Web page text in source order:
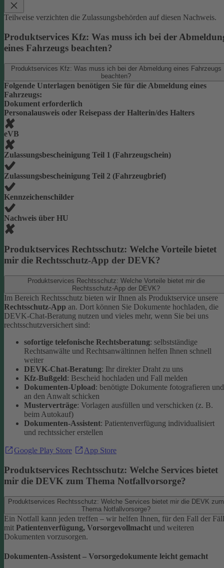
Teilweise verzichten die Zulassungsbehörden auf diesen Nachweis.
Produktservices Kfz: Was muss ich bei der
eines Fahrzeugs beachten?
Produktservices Kfz: Was muss ich bei der Abmeldung eines Fahrzeugs
beachten?
Folgende Unterlagen benötigen Sie für die Abmeldung eines
Fahrzeugs:
Dokument erforderlich
Personalausweis oder Reisepass der Halterin/des Halters
eVB
Zulassungsbescheinigung Teil 1 (Fahrzeugschein)
Zulassungsbescheinigung Teil 2 (Fahrzeugbrief)
Kennzeichenschilder
Nachweis über HU
Produktservices Rechtsschutz: Welche Vorteile bietet
mir die Rechtsschutz-App der DEVK?
Produktservices Rechtsschutz: Welche Vorteile bietet mir die
Rechtsschutz-App der DEVK?
Im Bereich Rechtsschutz bieten wir Ihnen als Produktservice unsere
Rechtsschutz-App an. Dort können Sie Dokumente hochladen, die
DEVK-Chat-Beratung nutzen und vieles mehr, wenn Sie bei uns
rechtsschutzversichert sind:
sofortige telefonische Rechtsberatung: selbstständige
Rechtsanwälte und Rechtsanwältinnen helfen Ihnen schnell
weiter
DEVK-Chat-Beratung: Ihr direkter Draht zu uns
Kfz-Bußgeld: Bescheid hochladen und Fall melden
Dokumenten-Upload: benötigte Dokumente fotografieren und
an den Anwalt schicken
Musterverträge: Vorlagen ausfüllen und verschicken (z. B.
beim Autokauf)
Dokumenten-Assistent: Patientenverfügung individualisiert
und rechtssicher erstellen
Google Play Store App Store
Produktservices Rechtsschutz: Welche Services bietet
mir die DEVK zum Thema Notfallvorsorge?
Produktservices Rechtsschutz: Welche Services bietet mir die DEVK zum
Thema Notfallvorsorge?
Ein Notfall kann jeden treffen – wir helfen Ihnen, für den Fall der
mit Patientenverfügung, Vorsorgevollmacht und weiteren
Dokumenten vorzusorgen.
Dokumenten-Assistent – Vorsorgedokumente leicht gemacht